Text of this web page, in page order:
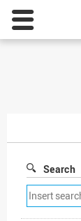
Search
Remove
search